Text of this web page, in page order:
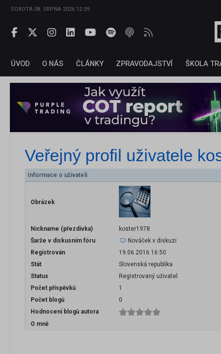
SOBOTA 08. SRPNA 2026 12:39
ÚVOD O NÁS ČLÁNKY ZPRAVODAJSTVÍ ŠKOLA
Veřejný profil uživatele
Informace o uživateli
Obrázek
Nickname (přezdívka)
koster1978
Šarže v diskusním fóru
Nováček v diskuzi
Registrován
19.06.2016 16:50
Stát
Slovenská republika
Status
Registrovaný uživatel
Počet příspěvků
1
Počet blogů
0
Hodnocení blogů autora
O mně